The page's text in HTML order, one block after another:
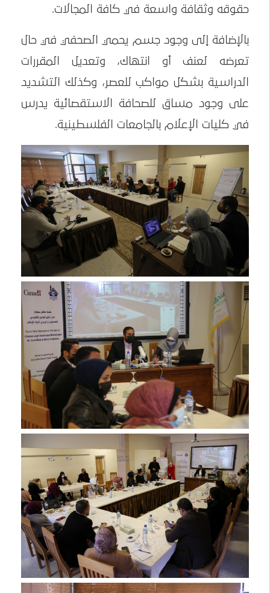
حقوقه وثقافة واسعة في كافة المجالات.
بالإضافة إلى وجود جسم يحمي الصحفي في حال
تعرضه لعنف أو انتهاك، وتعديل المقررات
الدراسية بشكل مواكب للعصر، وكذلك التشديد
على وجود مساق للصحافة الاستقصائية يدرس
في كليات الإعلام بالجامعات الفلسطينية.